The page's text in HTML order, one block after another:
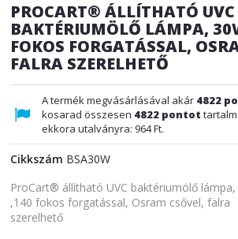
PROCART® ÁLLÍTHATÓ UVC
BAKTÉRIUMÖLŐ LÁMPA,
FOKOS FORGATÁSSAL,
FALRA SZERELHETŐ
A termék megvásárlásával akár 4822
kosarad összesen 4822 pontot
ekkora utalványra: 964 Ft.
Cikkszám BSA30W
ProCart® állítható UVC baktériumölő lámpa,
,140 fokos forgatással, Osram csővel, falra
szerelhető